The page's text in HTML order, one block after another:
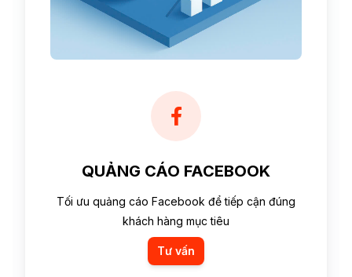
QUẢNG CÁO FACEBOOK
Tối ưu quảng cáo Facebook để tiếp cận đúng
khách hàng mục tiêu
Tư vấn